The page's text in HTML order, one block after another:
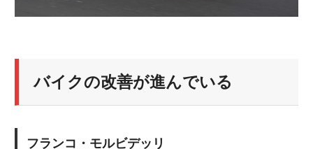
バイクの改善が進んでいる
フランコ・モルビデッリ